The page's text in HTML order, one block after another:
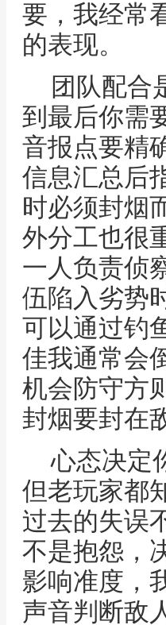
要，我经常
的表现。
团队配合
到最后你需
音报点要精
信息汇总后
时必须封烟
外分工也很
一人负责侦
伍陷入劣势
可以通过钓
佳我通常会
机会防守方
封烟要封在
心态决定
但老玩家都
过去的失误
不是抱怨，
影响准度，
声音判断敌